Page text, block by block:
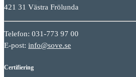
421 31 Västra Frölunda
Telefon: 031-773 97 00
E-post: info@sove.se
Certifiering